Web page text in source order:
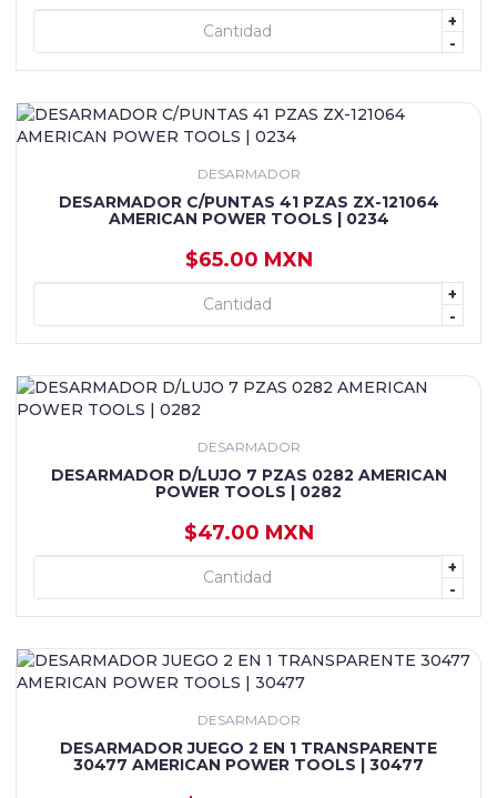
+
-
+ AGREGAR
DESARMADOR
DESARMADOR C/PUNTAS 41 PZAS ZX-121064
AMERICAN POWER TOOLS | 0234
$65.00 MXN
+
-
+ AGREGAR
DESARMADOR
DESARMADOR D/LUJO 7 PZAS 0282 AMERICAN
POWER TOOLS | 0282
$47.00 MXN
+
-
+ AGREGAR
DESARMADOR
DESARMADOR JUEGO 2 EN 1 TRANSPARENTE
30477 AMERICAN POWER TOOLS | 30477